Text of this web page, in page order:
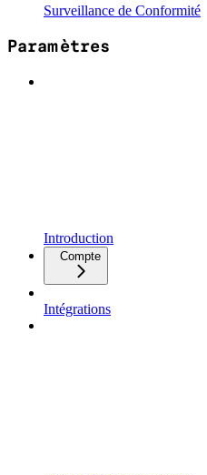
Surveillance de Conformité
Paramètres
Introduction
Compte
Intégrations